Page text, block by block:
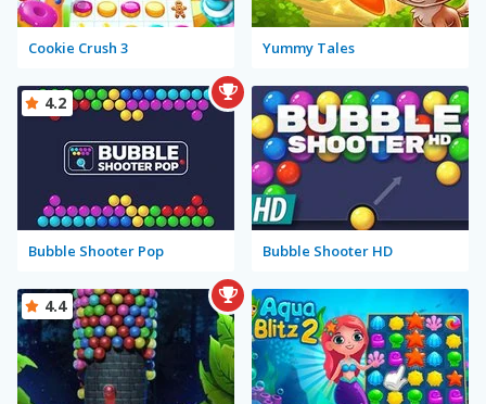
Cookie Crush 3 Yummy Tales
Bubble Shooter Pop
4.2
Bubble Shooter HD
4.4